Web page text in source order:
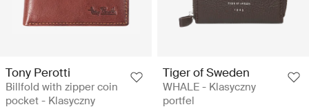
Tony Perotti
Billfold with zipper coin
pocket - Klasyczny
Tiger of Sweden
WHALE - Klasyczny
portfel